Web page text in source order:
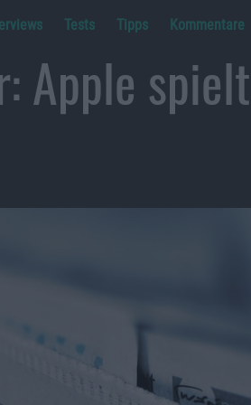
Tests Tipps Kommentare
Apple